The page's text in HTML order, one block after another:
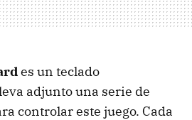
es un teclado
adjunto una serie de
controlar este juego. Cada